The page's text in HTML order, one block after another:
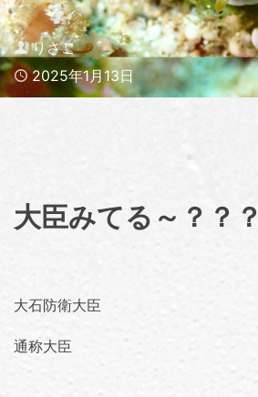
Author
りさこ
Published
2025年1月13日
大臣みてる～？？？
大石防衛大臣
通称大臣